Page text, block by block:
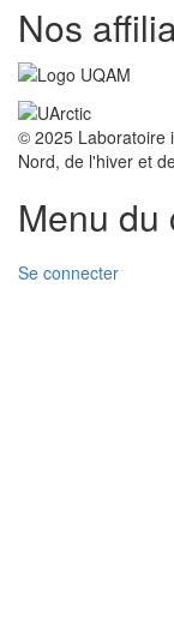
Nos
© 2025 Laboratoire
Nord, de l'hiver et
Menu du
Se connecter